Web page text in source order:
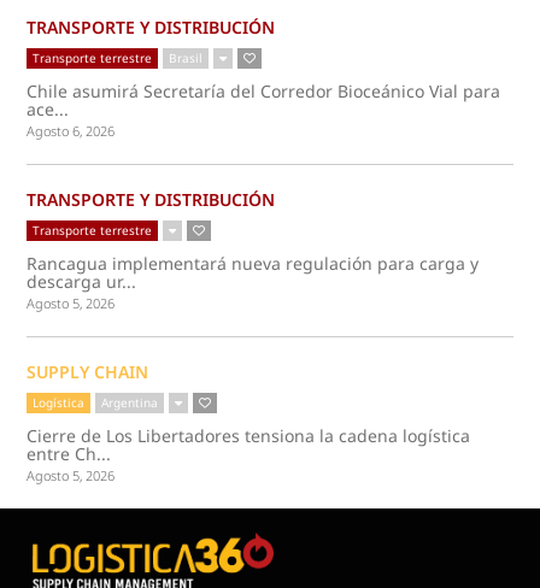
TRANSPORTE Y DISTRIBUCIÓN
Transporte terrestre Brasil
Chile asumirá Secretaría del Corredor Bioceánico Vial para
ace...
Agosto 6, 2026
TRANSPORTE Y DISTRIBUCIÓN
Transporte terrestre
Rancagua implementará nueva regulación para carga y
descarga ur...
Agosto 5, 2026
SUPPLY CHAIN
Logística Argentina
Cierre de Los Libertadores tensiona la cadena logística
entre Ch...
Agosto 5, 2026